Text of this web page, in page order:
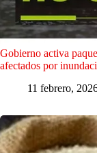
Gobierno activa
afectados por
11 febrero,